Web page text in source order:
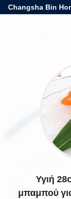
Changsha Bin
Υγιή
μπαμπού